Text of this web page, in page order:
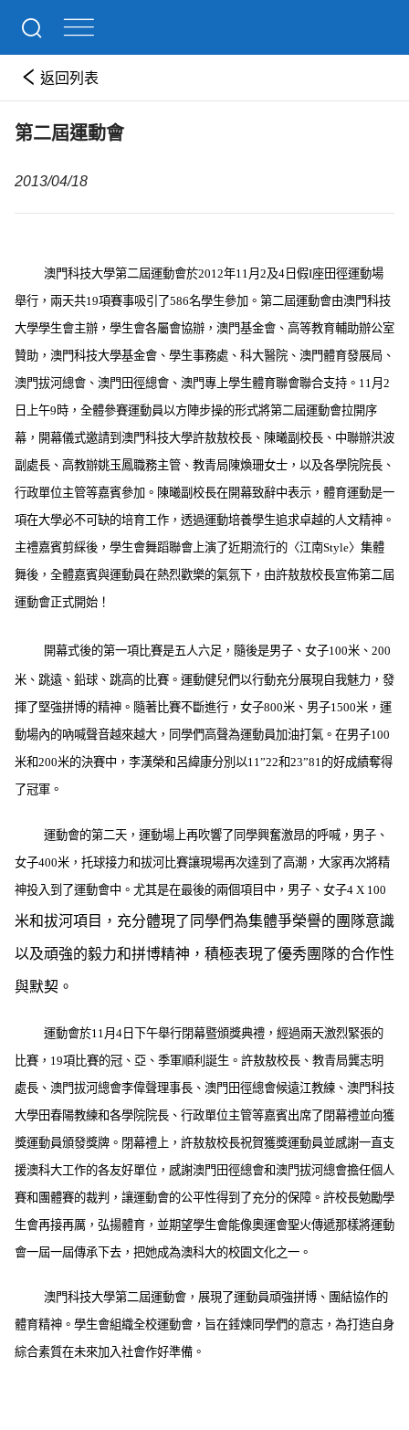
返回列表
第二屆運動會
2013/04/18
澳門科技大學第二屆運動會於2012年11月 2及4 日假I座田徑運動場
舉行，兩天共19項賽事吸引了586名學生參加。第二屆運動會由澳門科技
大學學生會主辦，學生會各屬會協辦，澳門基金會、高等教育輔助辦公室
贊助，澳門科技大學基金會、學生事務處、科大醫院、澳門體育發展局、
澳門拔河總會、澳門田徑總會、澳門專上學生體育聯會聯合支持。 11月 2
日 上午9 時，全體參賽運動員以方陣步操的形式將第二屆運動會拉開序
幕，開幕儀式邀請到澳門科技大學許敖敖校長、陳曦副校長、中聯辦洪波
副處長、高教辦姚玉鳳職務主管、教青局陳煥珊女士，以及各學院院長、
行政單位主管等嘉賓參加。陳曦副校長在開幕致辭中表示，體育運動是一
項在大學必不可缺的培育工作，透過運動培養學生追求卓越的人文精神。
主禮嘉賓剪綵後，學生會舞蹈聯會上演了近期流行的〈江南Style〉集體
舞後，全體嘉賓與運動員在熱烈歡樂的氣氛下，由許敖敖校長宣佈第二屆
運動會正式開始！
開幕式後的第一項比賽是五人六足，隨後是男子、女子100米 、 200
米 、跳遠、鉛球、跳高的比賽。運動健兒們以行動充分展現自我魅力，發
揮了堅強拼博的精神。隨著比賽不斷進行，女子800米 、男子1500米 ，運
動場內的吶喊聲音越來越大，同學們高聲為運動員加油打氣。在男子100
米和200米的決賽中，李漢榮和呂緯康分別以11”22和23”81的好成績奪得
了冠軍。
運動會的第二天，運動場上再吹響了同學興奮激昂的呼喊，男子、
女子400米 ，托球接力和拔河比賽讓現場再次達到了高潮，大家再次將精
神投入到了運動會中。尤其是在最後的兩個項目中，男子、女子4 X 100
米和拔河項目，充分體現了同學們為集體爭榮譽的團隊意識
以及頑強的毅力和拼博精神，積極表現了優秀團隊的合作性
與默契。
運動會於11 月 4 日
下午舉行閉幕暨頒獎典禮，經過兩天激烈緊張的
比賽， 19項比賽的冠、亞、季軍順利誕生。許敖敖校長、教青局龔志明
處長、澳門拔河總會李偉聲理事長、澳門田徑總會候遠江教練、澳門科技
大學田春陽教練和各學院院長、行政單位主管等嘉賓出席了閉幕禮並向獲
獎運動員頒發獎牌。閉幕禮上，許敖敖校長祝賀獲獎運動員並感謝一直支
援澳科大工作的各友好單位，感謝澳門田徑總會和澳門拔河總會擔任個人
賽和團體賽的裁判，讓運動會的公平性得到了充分的保障。許校長勉勵學
生會再接再厲，弘揚體育，並期望學生會能像奧運會聖火傳遞那樣將運動
會一屆一屆傳承下去，把她成為澳科大的校園文化之一。
澳門科技大學第二屆運動會，展現了運動員頑強拼博、團結協作的
體育精神。學生會組織全校運動會，旨在錘煉同學們的意志，為打造自身
綜合素質在未來加入社會作好準備。